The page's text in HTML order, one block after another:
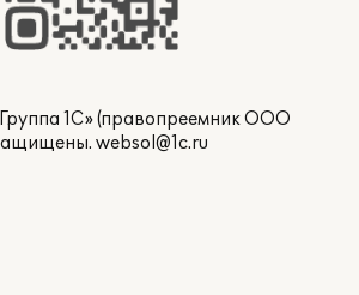
1С» (правопреемник ООО
websol@1c.ru